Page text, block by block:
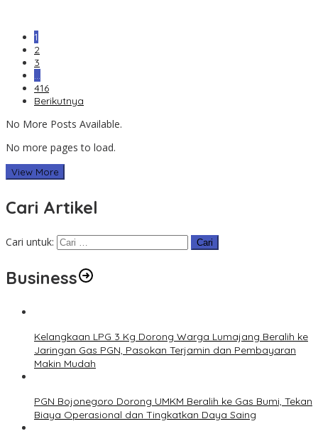
1
2
3
…
416
Berikutnya
No More Posts Available.
No more pages to load.
View More
Cari Artikel
Cari untuk:
Business
Kelangkaan LPG 3 Kg Dorong Warga Lumajang Beralih ke
Jaringan Gas PGN, Pasokan Terjamin dan Pembayaran
Makin Mudah
PGN Bojonegoro Dorong UMKM Beralih ke Gas Bumi, Tekan
Biaya Operasional dan Tingkatkan Daya Saing